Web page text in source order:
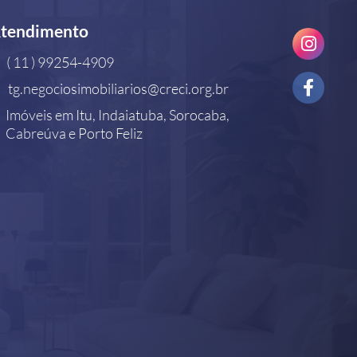
( 11 ) 99254-4909
tg.negociosimobiliarios@creci.org.br
Imóveis em Itu, Indaiatuba, Sorocaba,
Cabreúva e Porto Feliz